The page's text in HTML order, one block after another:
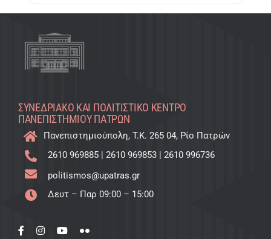
ΣΥΝΕΔΡΙΑΚΌ ΚΑΙ ΠΟΛΙΤΙΣΤΙΚΌ KΈΝΤΡΟ
ΠΑΝΕΠΙΣΤΗΜΊΟΥ ΠΑΤΡΏΝ
Πανεπιστημιούπολη, T.K. 265 04, Ρίο Πατρών
2610 969885| 2610 969853| 2610 996736
politismos@upatras.gr
Δευτ – Παρ 09:00 – 15:00